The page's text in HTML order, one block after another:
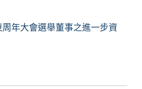
年大會選舉董事之進一步資